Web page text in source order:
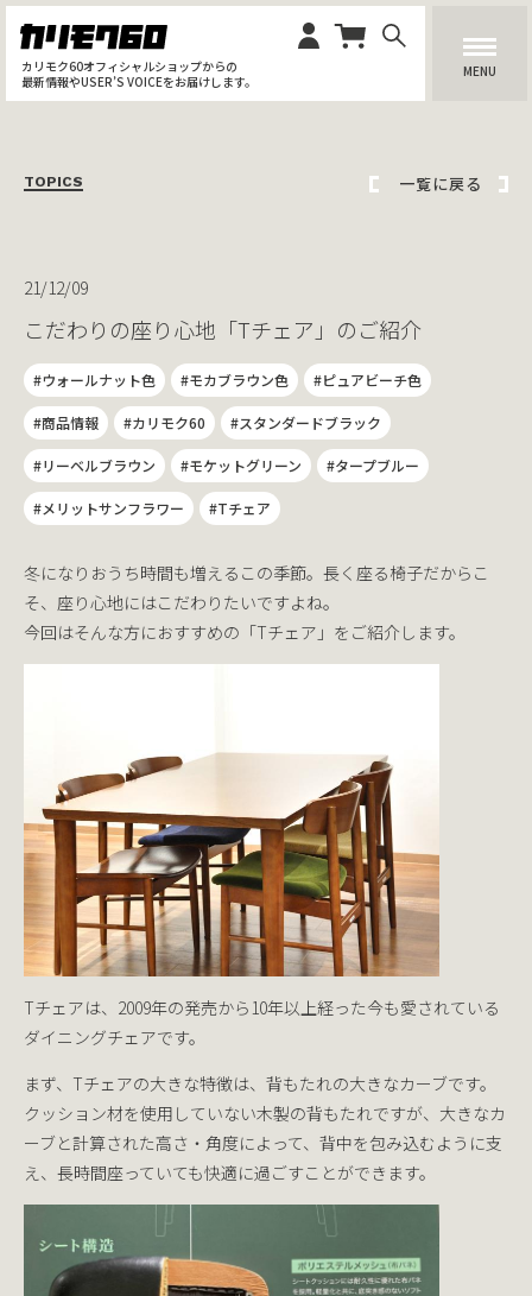
カリモク60オフィシャルショップからの
最新情報やUSER’S VOICEをお届けします。
MENU
TOPICS 一覧に戻る
21/12/09
こだわりの座り心地「Tチェア」のご紹介
#ウォールナット色 #モカブラウン色 #ピュアビーチ色
#商品情報 #カリモク60 #スタンダードブラック
#リーベルブラウン #モケットグリーン #タープブルー
#メリットサンフラワー #Tチェア
冬になりおうち時間も増えるこの季節。長く座る椅子だからこ
そ、座り心地にはこだわりたいですよね。
今回はそんな方におすすめの「Tチェア」をご紹介します。
Tチェアは、2009年の発売から10年以上経った今も愛されている
ダイニングチェアです。
まず、Tチェアの大きな特徴は、背もたれの大きなカーブです。
クッション材を使用していない木製の背もたれですが、大きなカ
ーブと計算された高さ・角度によって、背中を包み込むように支
え、長時間座っていても快適に過ごすことができます。